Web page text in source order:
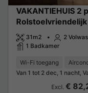
VAKANTIEHUIS 2
Rolstoelvriendelijk
31m2 2
1 Badkamer
Wi-Fi toegang
Van 1 tot 2 dec, 1 nacht,
Excl. €